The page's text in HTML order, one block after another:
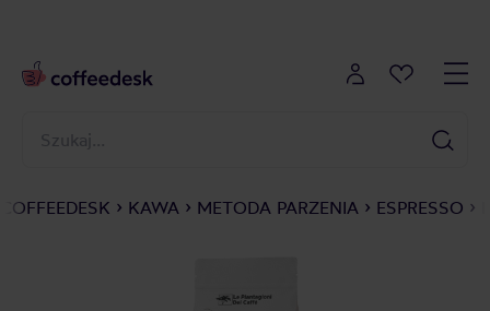
COFFEEDESK KAWA METODA PARZENIA ESPRESSO